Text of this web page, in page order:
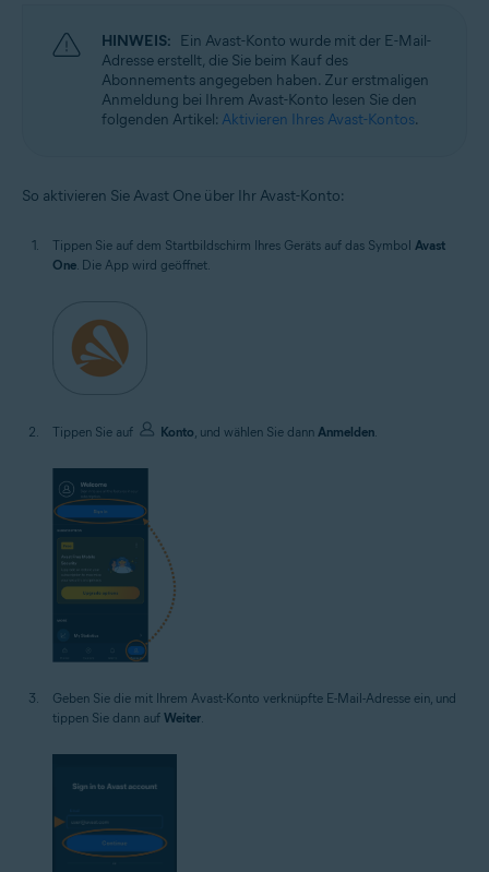
HINWEIS: Ein Avast-Konto wurde mit der E-Mail-
Adresse erstellt, die Sie beim Kauf des
Abonnements angegeben haben. Zur erstmaligen
Anmeldung bei Ihrem Avast-Konto lesen Sie den
folgenden Artikel: Aktivieren Ihres Avast-Kontos.
So aktivieren Sie Avast One über Ihr Avast-Konto:
Tippen Sie auf dem Startbildschirm Ihres Geräts auf das Symbol Avast
One. Die App wird geöffnet.
Tippen Sie auf Konto, und wählen Sie dann Anmelden.
Geben Sie die mit Ihrem Avast-Konto verknüpfte E-Mail-Adresse ein, und
tippen Sie dann auf Weiter